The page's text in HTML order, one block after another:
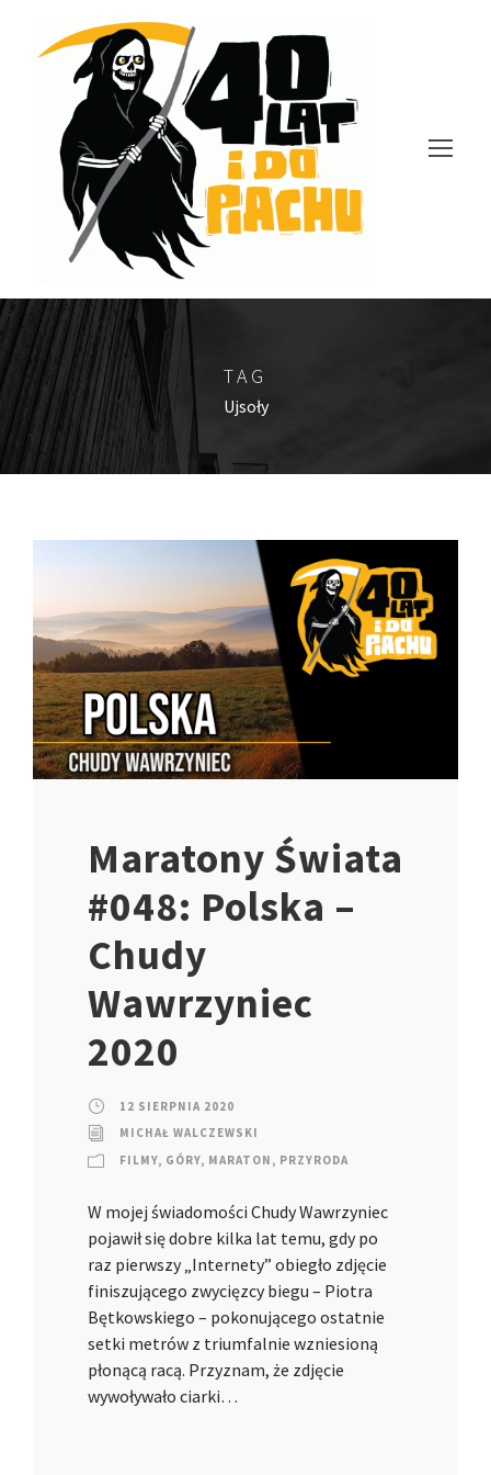
TAG
Ujsoły
Maratony Świata
#048: Polska –
Chudy
Wawrzyniec
2020
12 SIERPNIA 2020
MICHAŁ WALCZEWSKI
FILMY, GÓRY, MARATON , PRZYRODA
W mojej świadomości Chudy Wawrzyniec
pojawił się dobre kilka lat temu, gdy po
raz pierwszy „Internety” obiegło zdjęcie
finiszującego zwycięzcy biegu – Piotra
Bętkowskiego – pokonującego ostatnie
setki metrów z triumfalnie wzniesioną
płonącą racą. Przyznam, że zdjęcie
wywoływało ciarki…